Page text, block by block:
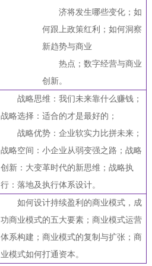
济将发生哪些变化；如
何跟上政策红利；如何洞察
新趋势与商业
热点；数字经营与商业
创新。
战略思维：我们未来靠什么赚钱；
战略选择：适合的才是最好的；
战略优势：企业软实力比拼未来；
战略空间：小企业从弱变强之路；战略
创新：大变革时代的新思维；战略执
行：落地及执行体系设计。
如何设计持续盈利的商业模式，成
功商业模式的五大要素；商业模式运营
体系构建；商业模式的复制与扩张；商
业模式如何打通资本。